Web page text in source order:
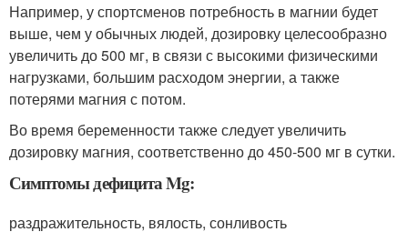
Например, у спортсменов потребность в магнии будет
выше, чем у обычных людей, дозировку целесообразно
увеличить до 500 мг, в связи с высокими физическими
нагрузками, большим расходом энергии, а также
потерями магния с потом.
Во время беременности также следует увеличить
дозировку магния, соответственно до 450-500 мг в сутки.
Симптомы дефицита Mg:
раздражительность, вялость, сонливость